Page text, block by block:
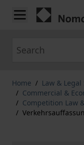
Skip to Content
Home / Law & Legal
/ Commercial &
/ Competition Law
/